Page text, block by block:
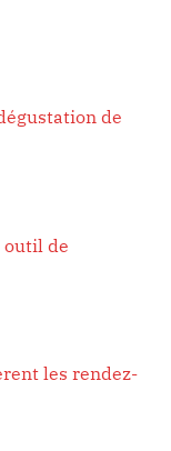
de
outil de
les rendez-